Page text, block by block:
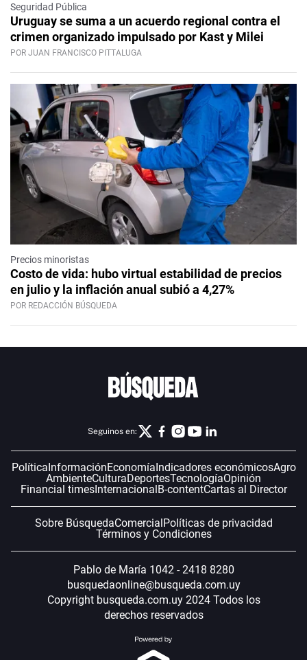
Seguridad Pública
Uruguay se suma a un acuerdo regional contra el
crimen organizado impulsado por Kast y Milei
POR JUAN FRANCISCO PITTALUGA
Precios minoristas
Costo de vida: hubo virtual estabilidad de precios
en julio y la inflación anual subió a 4,27%
POR REDACCIÓN BÚSQUEDA
Seguinos en:
PolíticaInformaciónEconomíaIndicadores económicosAgro
AmbienteCulturaDeportesTecnologíaOpinión
Financial timesInternacionalB-contentCartas al Director
Sobre BúsquedaComercialPolíticas de privacidad
Términos y Condiciones
Pablo de María 1042 - 2418 8280
busquedaonline@busqueda.com.uy
Copyright busqueda.com.uy 2024 Todos los
derechos reservados